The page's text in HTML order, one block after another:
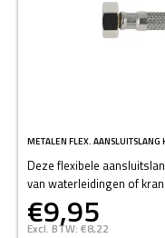
METALEN FLEX.
Deze flexibele
van waterleidingen of
€9,95
Excl. BTW: €8,22